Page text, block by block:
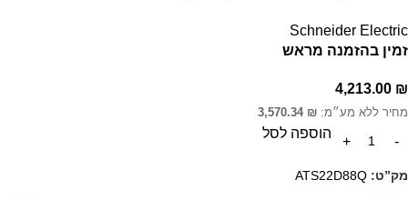
Schneider Electric
זמין בהזמנה מראש
4,213.00 ₪
מחיר ללא מע״מ: 3,570.34 ₪
הוספה לסל
מק”ט: ATS22D88Q